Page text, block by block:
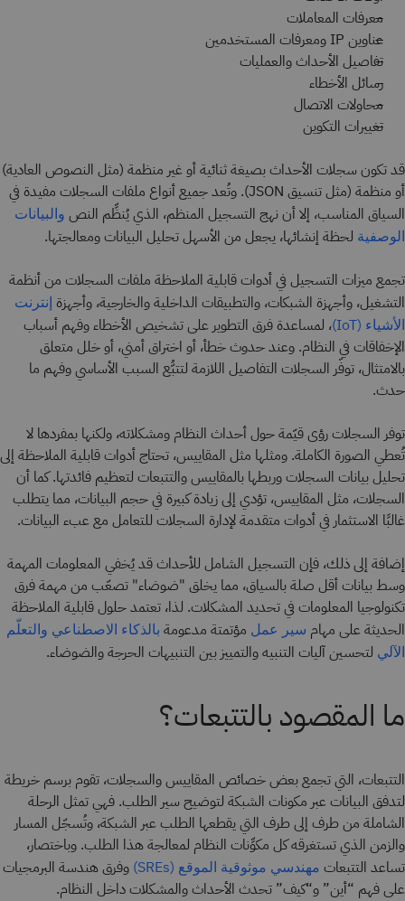
معرفات المعاملات
عناوين IP ومعرفات المستخدمين
تفاصيل الأحداث والعمليات
رسائل الأخطاء
محاولات الاتصال
تغييرات التكوين
قد تكون سجلات الأحداث بصيغة ثنائية أو غير منظمة (مثل النصوص العادية)
أو منظمة (مثل تنسيق JSON). وتُعد جميع أنواع ملفات السجلات مفيدة في
السياق المناسب، إلا أن نهج التسجيل المنظم، الذي يُنظِّم النص والبيانات
الوصفية لحظة إنشائها، يجعل من الأسهل تحليل البيانات ومعالجتها.
تجمع ميزات التسجيل في أدوات قابلية الملاحظة ملفات السجلات من أنظمة
التشغيل، وأجهزة الشبكات، والتطبيقات الداخلية والخارجية، وأجهزة إنترنت
الأشياء (IoT)
، لمساعدة فرق التطوير على تشخيص الأخطاء وفهم أسباب
الإخفاقات في النظام. وعند حدوث خطأ، أو اختراق أمني، أو خلل متعلق
بالامتثال، توفّر السجلات التفاصيل اللازمة لتتبُّع السبب الأساسي وفهم ما
حدث.
توفر السجلات رؤى قيّمة حول أحداث النظام ومشكلاته، ولكنها بمفردها لا
تُعطي الصورة الكاملة. ومثلها مثل المقاييس، تحتاج أدوات قابلية الملاحظة إلى
تحليل بيانات السجلات وربطها بالمقاييس والتتبعات لتعظيم فائدتها. كما أن
السجلات، مثل المقاييس، تؤدي إلى زيادة كبيرة في حجم البيانات، مما يتطلب
غالبًا الاستثمار في أدوات متقدمة لإدارة السجلات للتعامل مع عبء البيانات.
إضافة إلى ذلك، فإن التسجيل الشامل للأحداث قد يُخفي المعلومات المهمة
وسط بيانات أقل صلة بالسياق، مما يخلق "ضوضاء" تصعّب من مهمة فرق
تكنولوجيا المعلومات في تحديد المشكلات. لذا، تعتمد حلول قابلية الملاحظة
الحديثة على مهام سير عمل مؤتمتة مدعومة بالذكاء الاصطناعي والتعلّم
الآلي لتحسين آليات التنبيه والتمييز بين التنبيهات الحرجة والضوضاء.
ما المقصود بالتتبعات؟
التتبعات، التي تجمع بعض خصائص المقاييس والسجلات، تقوم برسم خريطة
لتدفق البيانات عبر مكونات الشبكة لتوضيح سير الطلب. فهي تمثل الرحلة
الشاملة من طرف إلى طرف التي يقطعها الطلب عبر الشبكة، وتُسجّل المسار
والزمن الذي تستغرقه كل مكوِّنات النظام لمعالجة هذا الطلب. وباختصار،
تساعد التتبعات مهندسي موثوقية الموقع (SREs)
وفرق هندسة البرمجيات
على فهم “أين” و“كيف” تحدث الأحداث والمشكلات داخل النظام.